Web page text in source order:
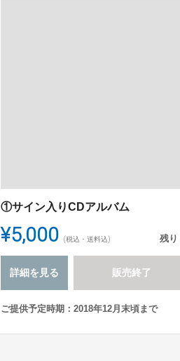
①サイン入りCDアルバム
¥5,000 (税込・送料込) 残り
詳細を見る 販売終了
ご提供予定時期：2018年12月末頃まで